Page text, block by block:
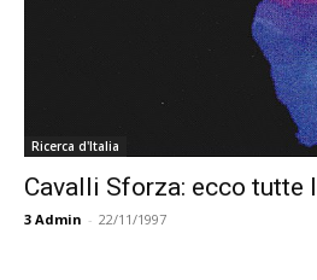
Ricerca d'Italia
Cavalli Sforza: ecco tutte
3 Admin - 22/11/1997